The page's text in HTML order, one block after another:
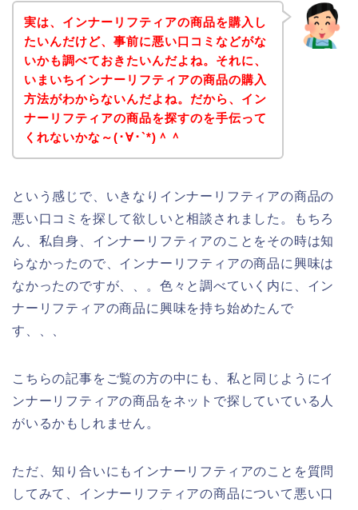
実は、インナーリフティアの商品を購入し
たいんだけど、事前に悪い口コミなどがな
いかも調べておきたいんだよね。それに、
いまいちインナーリフティアの商品の購入
方法がわからないんだよね。だから、イン
ナーリフティアの商品を探すのを手伝って
くれないかな～(･∀･`*)＾＾
という感じで、いきなりインナーリフティアの商品の
悪い口コミを探して欲しいと相談されました。もちろ
ん、私自身、インナーリフティアのことをその時は知
らなかったので、インナーリフティアの商品に興味は
なかったのですが、、。色々と調べていく内に、イン
ナーリフティアの商品に興味を持ち始めたんで
す、、、
こちらの記事をご覧の方の中にも、私と同じようにイ
ンナーリフティアの商品をネットで探していている人
がいるかもしれません。
ただ、知り合いにもインナーリフティアのことを質問
してみて、インナーリフティアの商品について悪い口